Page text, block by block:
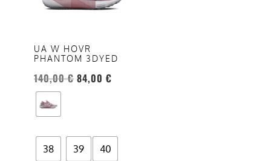
UA W HOVR
PHANTOM 3DYED
140,00€ 84,00 €
38 39 40
varianti.
opzioni
possono
essere
scelte
nella
del
prodotto